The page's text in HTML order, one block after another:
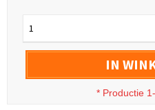
1
IN
* Productie